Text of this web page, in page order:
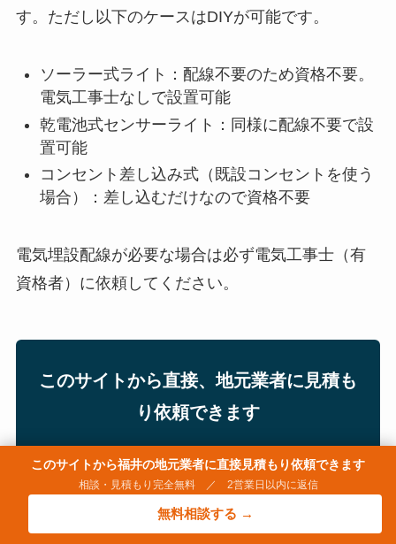
す。ただし以下のケースはDIYが可能です。
ソーラー式ライト：配線不要のため資格不要。
電気工事士なしで設置可能
乾電池式センサーライト：同様に配線不要で設
置可能
コンセント差し込み式（既設コンセントを使う
場合）：差し込むだけなので資格不要
電気埋設配線が必要な場合は必ず電気工事士（有
資格者）に依頼してください。
このサイトから直接、地元業者に見積も
り依頼できます
福井外構ドットコムは、福井市内の地元外構業者と提携し
ています。記事を読んで気になったら、そのままここから
直接お見積もりを依頼できます。ハウスメーカーを通さな
このサイトから福井の地元業者に直接見積もり依頼できます
相談・見積もり完全無料 ／ 2営業日以内に返信
無料相談する →